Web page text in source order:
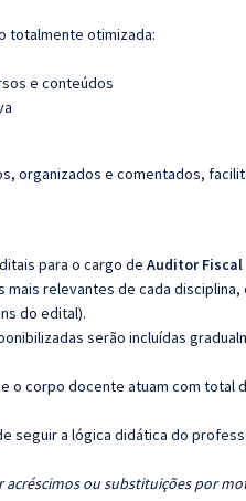
totalmente otimizada:
e conteúdos
organizados e comentados,
para o cargo de Auditor
mais relevantes de cada
do edital).
serão incluídas
o corpo docente atuam com total
seguir a lógica didática do
ou substituições por